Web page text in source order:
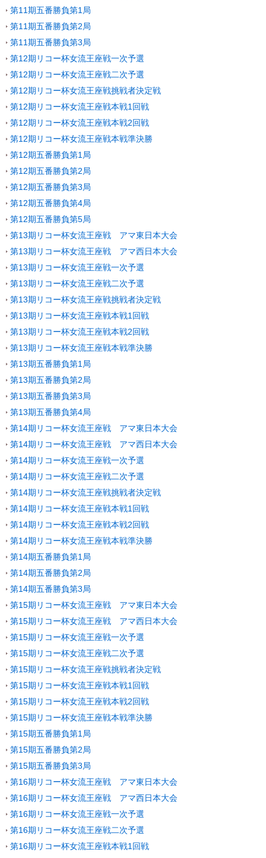
第11期五番勝負第1局
第11期五番勝負第2局
第11期五番勝負第3局
第12期リコー杯女流王座戦一次予選
第12期リコー杯女流王座戦二次予選
第12期リコー杯女流王座戦挑戦者決定戦
第12期リコー杯女流王座戦本戦1回戦
第12期リコー杯女流王座戦本戦2回戦
第12期リコー杯女流王座戦本戦準決勝
第12期五番勝負第1局
第12期五番勝負第2局
第12期五番勝負第3局
第12期五番勝負第4局
第12期五番勝負第5局
第13期リコー杯女流王座戦 アマ東日本大会
第13期リコー杯女流王座戦 アマ西日本大会
第13期リコー杯女流王座戦一次予選
第13期リコー杯女流王座戦二次予選
第13期リコー杯女流王座戦挑戦者決定戦
第13期リコー杯女流王座戦本戦1回戦
第13期リコー杯女流王座戦本戦2回戦
第13期リコー杯女流王座戦本戦準決勝
第13期五番勝負第1局
第13期五番勝負第2局
第13期五番勝負第3局
第13期五番勝負第4局
第14期リコー杯女流王座戦 アマ東日本大会
第14期リコー杯女流王座戦 アマ西日本大会
第14期リコー杯女流王座戦一次予選
第14期リコー杯女流王座戦二次予選
第14期リコー杯女流王座戦挑戦者決定戦
第14期リコー杯女流王座戦本戦1回戦
第14期リコー杯女流王座戦本戦2回戦
第14期リコー杯女流王座戦本戦準決勝
第14期五番勝負第1局
第14期五番勝負第2局
第14期五番勝負第3局
第15期リコー杯女流王座戦 アマ東日本大会
第15期リコー杯女流王座戦 アマ西日本大会
第15期リコー杯女流王座戦一次予選
第15期リコー杯女流王座戦二次予選
第15期リコー杯女流王座戦挑戦者決定戦
第15期リコー杯女流王座戦本戦1回戦
第15期リコー杯女流王座戦本戦2回戦
第15期リコー杯女流王座戦本戦準決勝
第15期五番勝負第1局
第15期五番勝負第2局
第15期五番勝負第3局
第16期リコー杯女流王座戦 アマ東日本大会
第16期リコー杯女流王座戦 アマ西日本大会
第16期リコー杯女流王座戦一次予選
第16期リコー杯女流王座戦二次予選
第16期リコー杯女流王座戦本戦1回戦